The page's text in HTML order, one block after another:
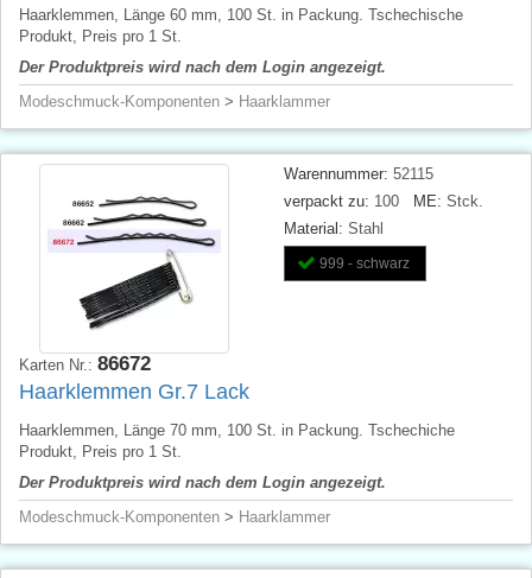
Haarklemmen, Länge 60 mm, 100 St. in Packung. Tschechische
Produkt, Preis pro 1 St.
Der Produktpreis wird nach dem Login angezeigt.
Modeschmuck-Komponenten > Haarklammer
Warennummer: 52115
verpackt zu: 100 ME: Stck.
Material: Stahl
999 - schwarz
Karten Nr.: 86672
Haarklemmen Gr.7 Lack
Haarklemmen, Länge 70 mm, 100 St. in Packung. Tschechiche
Produkt, Preis pro 1 St.
Der Produktpreis wird nach dem Login angezeigt.
Modeschmuck-Komponenten > Haarklammer